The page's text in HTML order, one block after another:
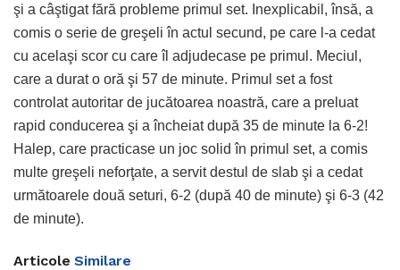
şi a câştigat fără probleme primul set. Inexplicabil, însă, a
comis o serie de greşeli în actul secund, pe care l-a cedat
cu acelaşi scor cu care îl adjudecase pe primul. Meciul,
care a durat o oră şi 57 de minute. Primul set a fost
controlat autoritar de jucătoarea noastră, care a preluat
rapid conducerea şi a încheiat după 35 de minute la 6-2!
Halep, care practicase un joc solid în primul set, a comis
multe greşeli neforţate, a servit destul de slab şi a cedat
următoarele două seturi, 6-2 (după 40 de minute) şi 6-3 (42
de minute).
Articole Similare